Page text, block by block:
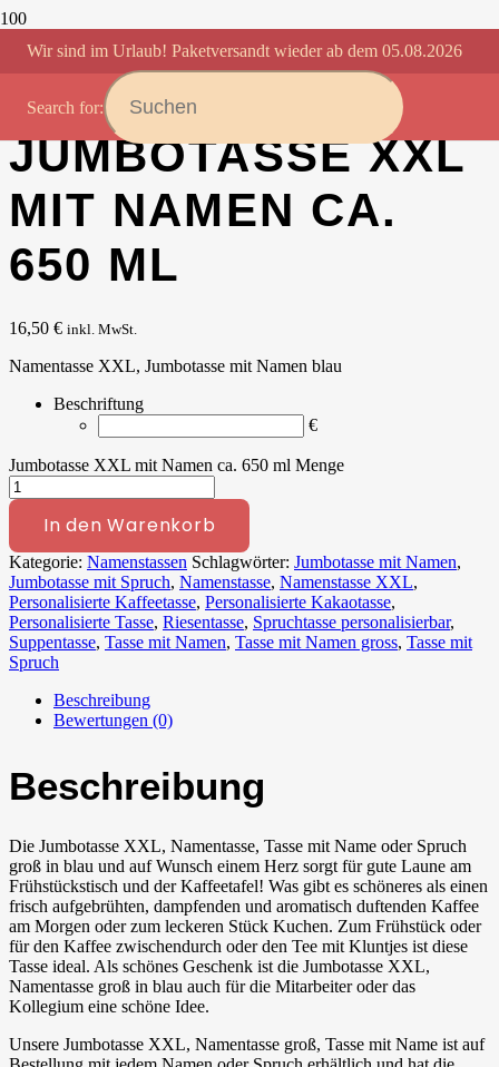
Wir sind im Urlaub! Paketversandt wieder ab dem 05.08.2026
Search for:
Startseite/Namenstassen/ Jumbotasse XXL mit Namen ca. 650 ml
JUMBOTASSE XXL
MIT NAMEN CA.
650 ML
16,50 € inkl. MwSt.
Namentasse XXL, Jumbotasse mit Namen blau
Beschriftung
€
Jumbotasse XXL mit Namen ca. 650 ml Menge
In den Warenkorb
Kategorie: Namenstassen Schlagwörter: Jumbotasse mit Namen,
Jumbotasse mit Spruch, Namenstasse, Namenstasse XXL,
Personalisierte Kaffeetasse, Personalisierte Kakaotasse,
Personalisierte Tasse, Riesentasse, Spruchtasse personalisierbar,
Suppentasse, Tasse mit Namen, Tasse mit Namen gross, Tasse mit
Spruch
Beschreibung
Bewertungen (0)
Beschreibung
Die Jumbotasse XXL, Namentasse, Tasse mit Name oder Spruch
groß in blau und auf Wunsch einem Herz sorgt für gute Laune am
Frühstückstisch und der Kaffeetafel! Was gibt es schöneres als einen
frisch aufgebrühten, dampfenden und aromatisch duftenden Kaffee
am Morgen oder zum leckeren Stück Kuchen. Zum Frühstück oder
für den Kaffee zwischendurch oder den Tee mit Kluntjes ist diese
Tasse ideal. Als schönes Geschenk ist die Jumbotasse XXL,
Namentasse groß in blau auch für die Mitarbeiter oder das
Kollegium eine schöne Idee.
Unsere Jumbotasse XXL, Namentasse groß, Tasse mit Name ist auf